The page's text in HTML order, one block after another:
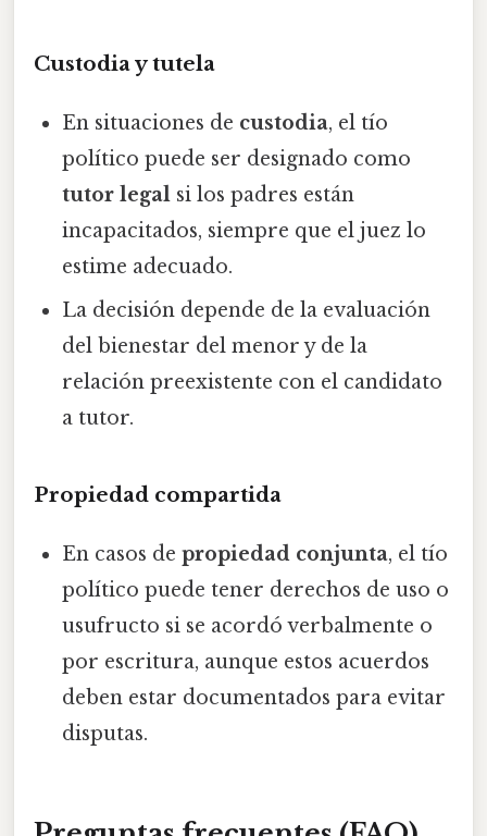
Custodia y tutela
En situaciones de custodia, el tío
político puede ser designado como
tutor legal si los padres están
incapacitados, siempre que el juez lo
estime adecuado.
La decisión depende de la evaluación
del bienestar del menor y de la
relación preexistente con el candidato
a tutor.
Propiedad compartida
En casos depropiedad conjunta, el tío
político puede tener derechos de uso o
usufructo si se acordó verbalmente o
por escritura, aunque estos acuerdos
deben estar documentados para evitar
disputas.